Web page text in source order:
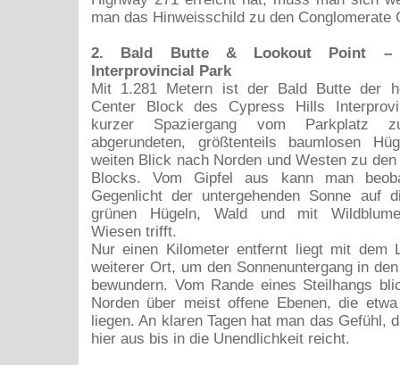
man das Hinweisschild zu den Conglomerate
2. Bald Butte & Lookout Point –
Interprovincial Park
Mit 1.281 Metern ist der Bald Butte der
Center Block des Cypress Hills
kurzer Spaziergang vom Parkplatz
abgerundeten, größtenteils baumlosen
weiten Blick nach Norden und Westen zu
Blocks. Vom Gipfel aus kann man
Gegenlicht der untergehenden Sonne auf
grünen Hügeln, Wald und mit
Wiesen trifft.
Nur einen Kilometer entfernt liegt mit dem
weiterer Ort, um den Sonnenuntergang in
bewundern. Vom Rande eines Steilhangs
Norden über meist offene Ebenen, die
liegen. An klaren Tagen hat man das Gefühl,
hier aus bis in die Unendlichkeit reicht.